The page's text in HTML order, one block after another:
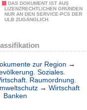
DAS DOKUMENT IST AUS
LIZENZRECHTLICHEN GRÜNDEN
NUR AN DEN SERVICE-PCS DER
ULB ZUGÄNGLICH.
zur Region →
Soziales.
Raumordnung.
→ Wirtschaft
Banken